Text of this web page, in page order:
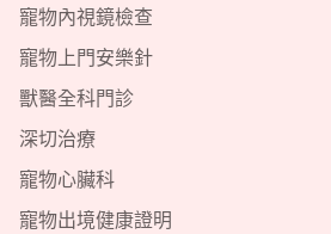
寵物內視鏡檢查
寵物上門安樂針
獸醫全科門診
深切治療
寵物心臟科
寵物出境健康證明